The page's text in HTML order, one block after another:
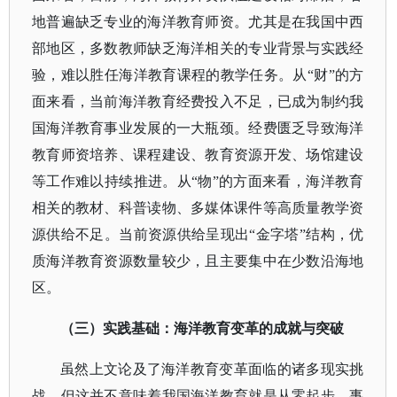
地普遍缺乏专业的海洋教育师资。尤其是在我国中西
部地区，多数教师缺乏海洋相关的专业背景与实践经
验，难以胜任海洋教育课程的教学任务。从“财”的方
面来看，当前海洋教育经费投入不足，已成为制约我
国海洋教育事业发展的一大瓶颈。经费匮乏导致海洋
教育师资培养、课程建设、教育资源开发、场馆建设
等工作难以持续推进。从“物”的方面来看，海洋教育
相关的教材、科普读物、多媒体课件等高质量教学资
源供给不足。当前资源供给呈现出“金字塔”结构，优
质海洋教育资源数量较少，且主要集中在少数沿海地
区。
（三）实践基础：海洋教育变革的成就与突破
虽然上文论及了海洋教育变革面临的诸多现实挑